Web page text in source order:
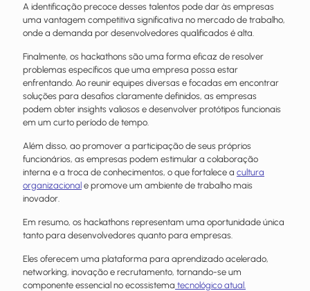
A identificação precoce desses talentos pode dar às empresas
uma vantagem competitiva significativa no mercado de trabalho,
onde a demanda por desenvolvedores qualificados é alta.
Finalmente, os hackathons são uma forma eficaz de resolver
problemas específicos que uma empresa possa estar
enfrentando. Ao reunir equipes diversas e focadas em encontrar
soluções para desafios claramente definidos, as empresas
podem obter insights valiosos e desenvolver protótipos funcionais
em um curto período de tempo.
Além disso, ao promover a participação de seus próprios
funcionários, as empresas podem estimular a colaboração
interna e a troca de conhecimentos, o que fortalece a cultura
organizacional e promove um ambiente de trabalho mais
inovador.
Em resumo, os hackathons representam uma oportunidade única
tanto para desenvolvedores quanto para empresas.
Eles oferecem uma plataforma para aprendizado acelerado,
networking, inovação e recrutamento, tornando-se um
componente essencial no ecossistema tecnológico atual.